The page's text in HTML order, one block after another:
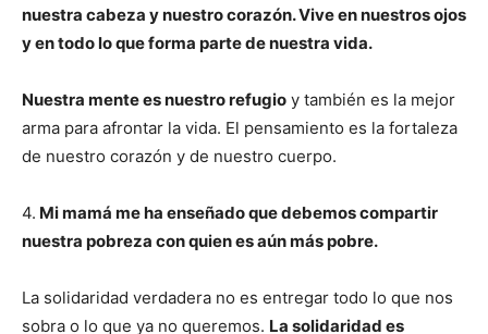
nuestra cabeza y nuestro corazón. Vive en nuestros ojos
y en todo lo que forma parte de nuestra vida.
Nuestra mente es nuestro refugio y también es la mejor
arma para afrontar la vida. El pensamiento es la fortaleza
de nuestro corazón y de nuestro cuerpo.
4. Mi mamá me ha enseñado que debemos compartir
nuestra pobreza con quien es aún más pobre.
La solidaridad verdadera no es entregar todo lo que nos
sobra o lo que ya no queremos. La solidaridad es